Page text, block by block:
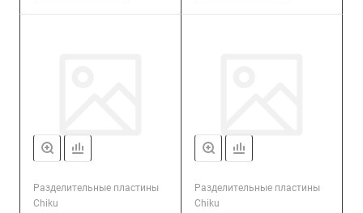
Разделительные пластины
Chiku
Разделительные пластины
Chiku